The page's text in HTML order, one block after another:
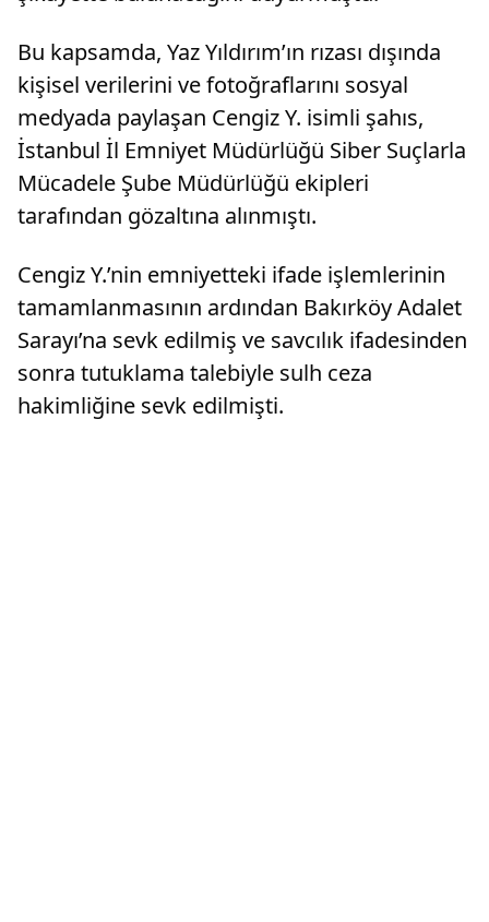
Bu kapsamda, Yaz Yıldırım’ın rızası dışında
kişisel verilerini ve fotoğraflarını sosyal
medyada paylaşan Cengiz Y. isimli şahıs,
İstanbul İl Emniyet Müdürlüğü Siber Suçlarla
Mücadele Şube Müdürlüğü ekipleri
tarafından gözaltına alınmıştı.
Cengiz Y.’nin emniyetteki ifade işlemlerinin
tamamlanmasının ardından Bakırköy Adalet
Sarayı’na sevk edilmiş ve savcılık ifadesinden
sonra tutuklama talebiyle sulh ceza
hakimliğine sevk edilmişti.